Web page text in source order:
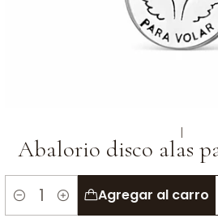
|
Abalorio disco alas
Cantidad
Agregar al carro